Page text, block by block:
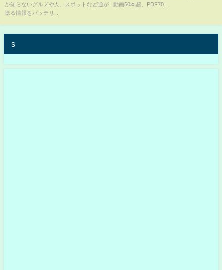
か知らないグルメや人、スポットなど通が
唸る情報をバッテリ...
動画50本超、PDF70...
s